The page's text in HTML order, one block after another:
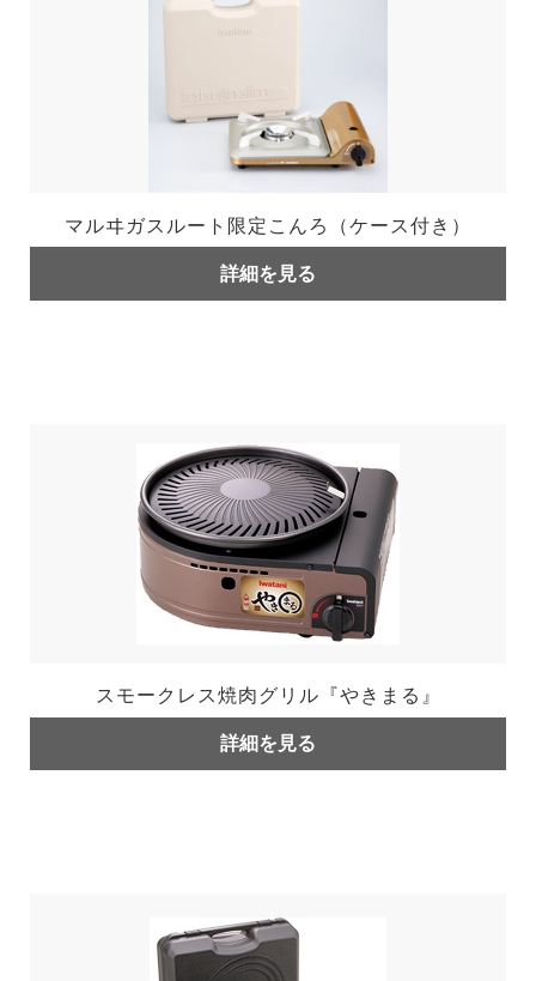
マルヰガスルート限定こんろ（ケース付き）
詳細を見る
スモークレス焼肉グリル『やきまる』
詳細を見る